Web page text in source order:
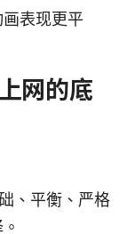
表现更平
网的底
、平衡、严格